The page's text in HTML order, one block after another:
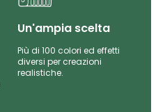
Un'ampia scelta
Più di 100 colori ed effetti
diversi per creazioni
realistiche.